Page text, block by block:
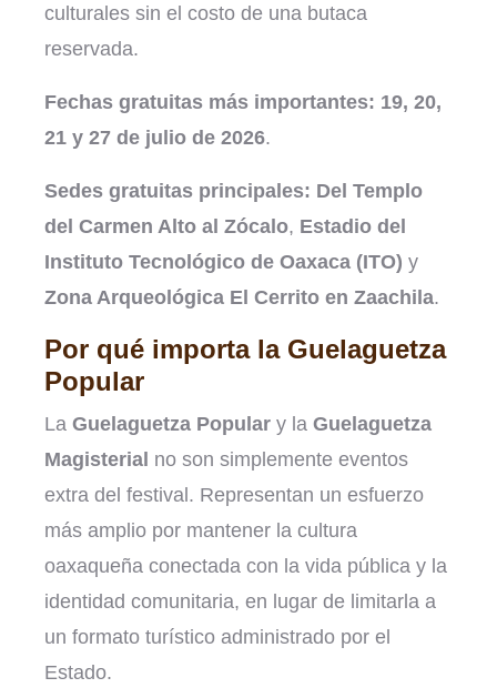
culturales sin el costo de una butaca
reservada.
Fechas gratuitas más importantes: 19, 20,
21 y 27 de julio de 2026.
Sedes gratuitas principales: Del Templo
del Carmen Alto al Zócalo, Estadio del
Instituto Tecnológico de Oaxaca (ITO) y
Zona Arqueológica El Cerrito en Zaachila.
Por qué importa la Guelaguetza
Popular
La Guelaguetza Popular y la Guelaguetza
Magisterial no son simplemente eventos
extra del festival. Representan un esfuerzo
más amplio por mantener la cultura
oaxaqueña conectada con la vida pública y la
identidad comunitaria, en lugar de limitarla a
un formato turístico administrado por el
Estado.